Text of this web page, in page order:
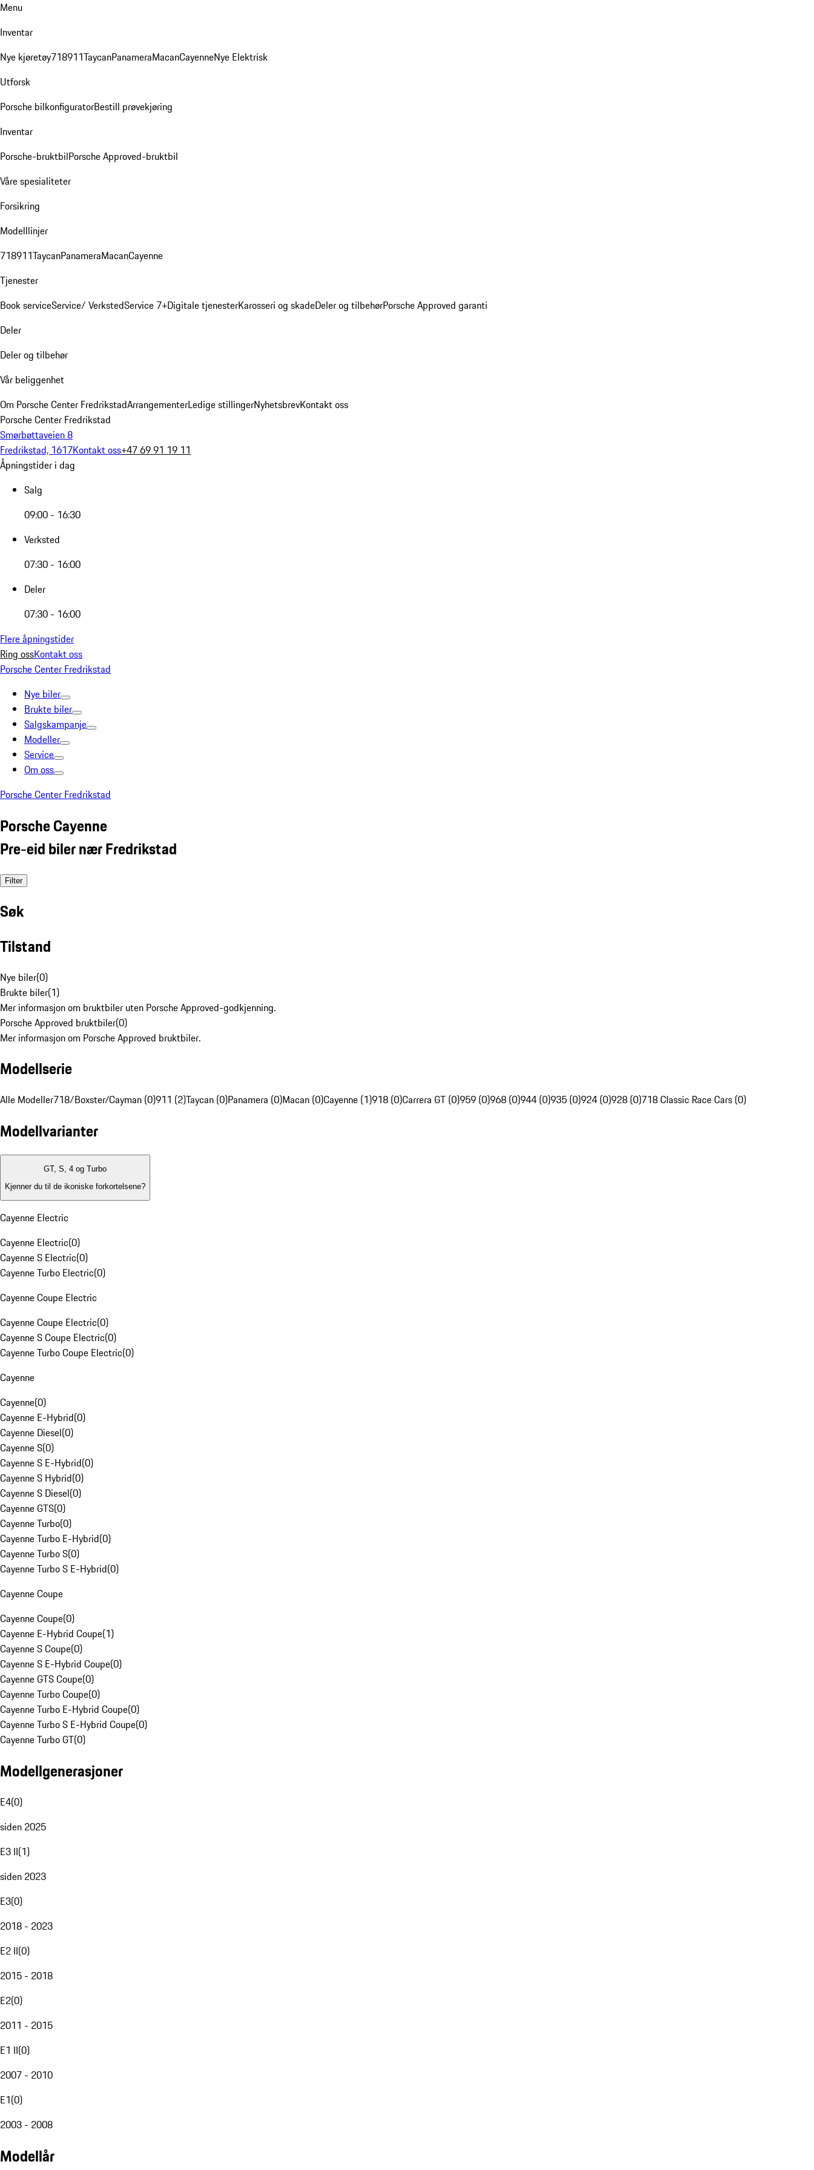
Menu
Inventar
Nye kjøretøy718911TaycanPanameraMacanCayenneNye Elektrisk
Utforsk
Porsche bilkonfiguratorBestill prøvekjøring
Inventar
Porsche-bruktbilPorsche Approved-bruktbil
Våre spesialiteter
Forsikring
Modelllinjer
718911TaycanPanameraMacanCayenne
Tjenester
Book serviceService/ VerkstedService 7+Digitale tjenesterKarosseri og skadeDeler og tilbehørPorsche Approved garanti
Deler
Deler og tilbehør
Vår beliggenhet
Om Porsche Center FredrikstadArrangementerLedige stillingerNyhetsbrevKontakt oss
Porsche Center Fredrikstad
Smørbøttaveien 8
Fredrikstad, 1617Kontakt oss+47 69 91 19 11
Åpningstider i dag
Salg
09:00 - 16:30
Verksted
07:30 - 16:00
Deler
07:30 - 16:00
Flere åpningstider
Ring ossKontakt oss
Porsche Center Fredrikstad
Nye biler
Brukte biler
Salgskampanje
Modeller
Service
Om oss
Porsche Center Fredrikstad
Porsche Cayenne
Pre-eid biler nær Fredrikstad
Filter
Søk
Tilstand
Nye biler(0)
Brukte biler(1)
Mer informasjon om bruktbiler uten Porsche Approved-godkjenning.
Porsche Approved bruktbiler(0)
Mer informasjon om Porsche Approved bruktbiler.
Modellserie
Alle Modeller718/Boxster/Cayman (0)911 (2)Taycan (0)Panamera (0)Macan (0)Cayenne (1)918 (0)Carrera GT (0)959 (0)968 (0)944 (0)935 (0)924 (0)928 (0)718 Classic Race Cars (0)
Modellvarianter
GT, S, 4 og Turbo
Kjenner du til de ikoniske forkortelsene?
Cayenne Electric
Cayenne Electric(0)
Cayenne S Electric(0)
Cayenne Turbo Electric(0)
Cayenne Coupe Electric
Cayenne Coupe Electric(0)
Cayenne S Coupe Electric(0)
Cayenne Turbo Coupe Electric(0)
Cayenne
Cayenne(0)
Cayenne E-Hybrid(0)
Cayenne Diesel(0)
Cayenne S(0)
Cayenne S E-Hybrid(0)
Cayenne S Hybrid(0)
Cayenne S Diesel(0)
Cayenne GTS(0)
Cayenne Turbo(0)
Cayenne Turbo E-Hybrid(0)
Cayenne Turbo S(0)
Cayenne Turbo S E-Hybrid(0)
Cayenne Coupe
Cayenne Coupe(0)
Cayenne E-Hybrid Coupe(1)
Cayenne S Coupe(0)
Cayenne S E-Hybrid Coupe(0)
Cayenne GTS Coupe(0)
Cayenne Turbo Coupe(0)
Cayenne Turbo E-Hybrid Coupe(0)
Cayenne Turbo S E-Hybrid Coupe(0)
Cayenne Turbo GT(0)
Modellgenerasjoner
E4(0)
siden 2025
E3 II(1)
siden 2023
E3(0)
2018 - 2023
E2 II(0)
2015 - 2018
E2(0)
2011 - 2015
E1 II(0)
2007 - 2010
E1(0)
2003 - 2008
Modellår